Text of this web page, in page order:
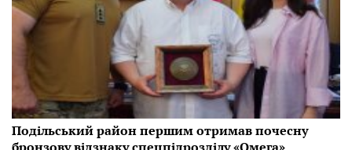
Подільський район першим отримав почесну